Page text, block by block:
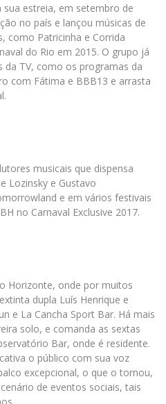
estreia, em setembro de
no país e lançou músicas de
como Patricinha e Corrida
do Rio em 2015. O grupo já
da TV, como os programas da
com Fátima e BBB13 e arrasta
musicais que dispensa
Lozinsky e Gustavo
e em vários festivais
no Carnaval Exclusive 2017.
Horizonte, onde por muitos
dupla Luís Henrique e
e La Cancha Sport Bar. Há mais
solo, e comanda as sextas
Bar, onde é residente.
o público com sua voz
excepcional, o que o tornou,
de eventos sociais, tais